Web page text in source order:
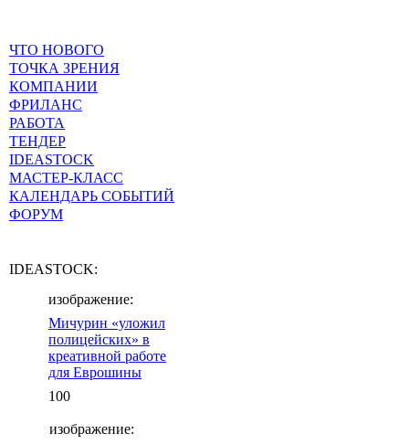
ЧТО НОВОГО
ТОЧКА ЗРЕНИЯ
КОМПАНИИ
ФРИЛАНС
РАБОТА
ТЕНДЕР
IDEASTOCK
МАСТЕР-КЛАСС
КАЛЕНДАРЬ СОБЫТИЙ
ФОРУМ
IDEASTOCK:
изображение:
Мичурин «уложил
полицейских» в
креативной работе
для Еврошины
100
изображение: